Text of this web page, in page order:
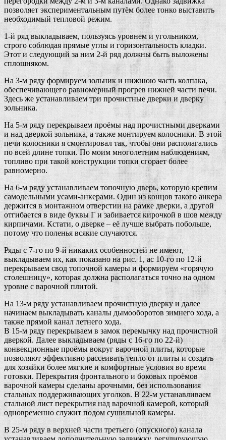
позволяет экспериментальным путём более тонко выставить
необходимый тепловой режим.
1-й ряд выкладываем, пользуясь уровнем и угольником,
строго соблюдая прямые углы и горизонтальность кладки.
Этот и следующий за ним 2-й ряд должны быть выложены
сплошняком.
На 3-м ряду формируем зольник и нижнюю часть колпака,
обеспечивающего равномерный прогрев нижней части печи.
Здесь же устанавливаем три прочистные дверки и дверку
зольника.
На 5-м ряду перекрываем проёмы над прочистными дверками
и над дверкой зольника, а также монтируем колосники. В этой
печи колосники я смонтировал так, чтобы они располагались
по всей длине топки. По моим многолетним наблюдениям,
топливо при такой конструкции топки сгорает более
равномерно.
На 6-м ряду устанавливаем топочную дверь, которую крепим
самодельными усами-анкерами. Один из концов такого анкера
держится в монтажном отверстии на рамке дверки, а другой
отгибается в виде буквы Г и забивается кирочкой в шов между
кирпичами. Кстати, о дверке – её лучше выбрать побольше,
потому что поленья всякие случаются.
Ряды с 7-го по 9-й никаких особенностей не имеют,
выкладываем их, как показано на рис. 1, ас 10-го по 12-й
перекрываем свод топочной камеры и формируем «горячую
столешницу», которая должна располагаться точно на одном
уровне с варочной плитой.
На 13-м ряду устанавливаем прочистную дверку и далее
начинаем выкладывать каналы дымооборотов зимнего хода, а
также прямой канал летнего хода.
В 15-м ряду перекрываем в замок перемычку над прочистной
дверкой. Далее выкладываем (ряды с 16-го по 22-й)
конвекционные проёмы вокруг варочной плиты, которые
позволяют эффективно рассеивать тепло от плиты и создать
для хозяйки более мягкие и комфортные условия во время
готовки. Перекрытия фронтального и боковых проёмов
варочной камеры сделаны арочными, без использования
стальных поддерживающих уголков. В 22-м устанавливаем
стальной лист перекрытия над варочной камерой, который
одновременно служит подом сушильной камеры.
В 25-м ряду в верхней части третьего (опускного) канала